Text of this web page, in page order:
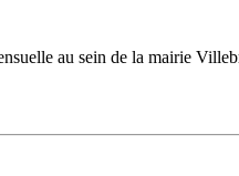
au sein de la mairie